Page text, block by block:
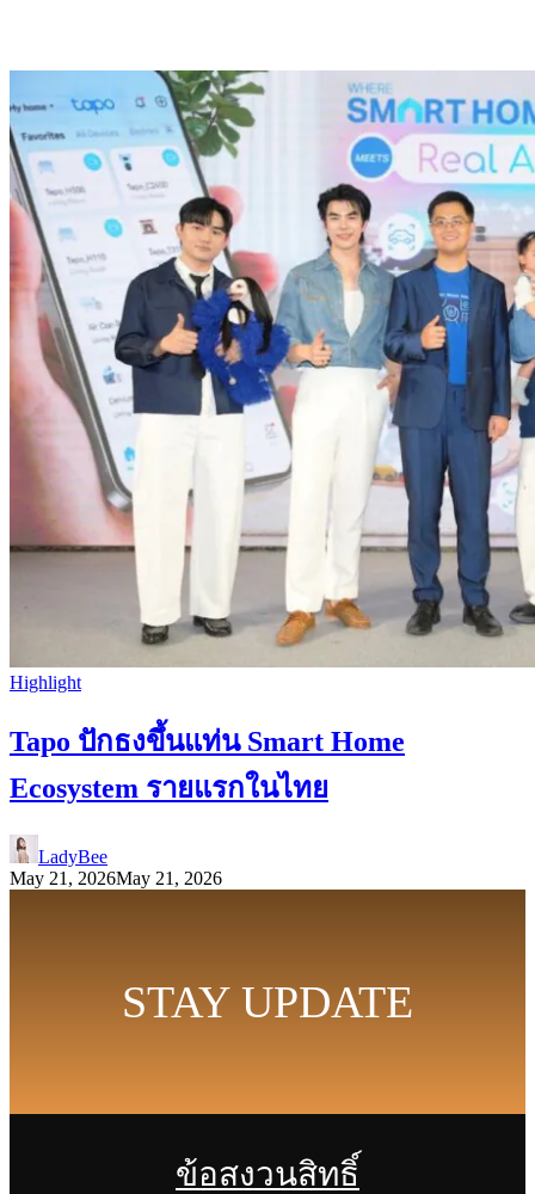
Highlight
Tapo ปักธงขึ้นแท่น Smart Home
Ecosystem รายแรกในไทย
LadyBee
May 21, 2026May 21, 2026
STAY UPDATE
ข้อสงวนสิทธิ์